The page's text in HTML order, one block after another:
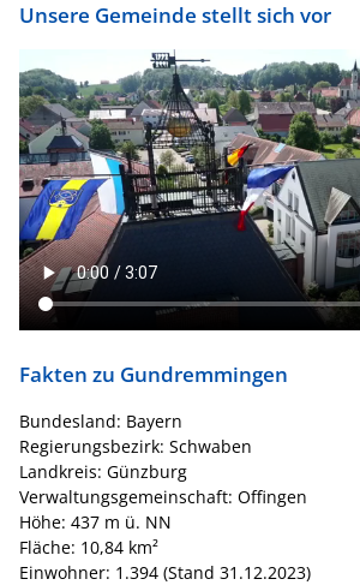
Unsere Gemeinde stellt sich vor
Fakten zu Gundremmingen
Bundesland: Bayern
Regierungsbezirk: Schwaben
Landkreis: Günzburg
Verwaltungsgemeinschaft: Offingen
Höhe: 437 m ü. NN
Fläche: 10,84 km²
Einwohner: 1.394 (Stand 31.12.2023)